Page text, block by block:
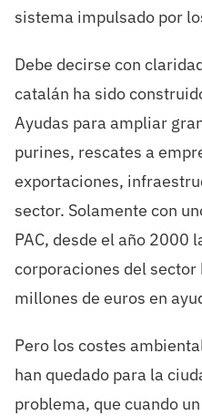
sistema impulsado por
Debe decirse con
catalán ha sido
Ayudas para ampliar
purines, rescates a
exportaciones,
sector. Solamente con
PAC, desde el año 2000
corporaciones del
millones de euros en
Pero los costes
han quedado para la
problema, que cuando